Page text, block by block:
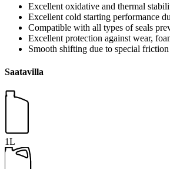
Excellent oxidative and thermal
Excellent cold starting performance
Compatible with all types of seals
Excellent protection against wear,
Smooth shifting due to special
Saatavilla
1L